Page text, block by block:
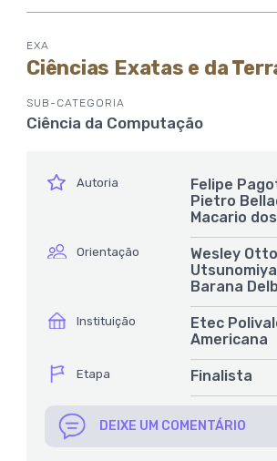
EXA
Ciências Exatas e da
SUB-CATEGORIA
Ciência da Computação
íconeAutoria
Felipe
Pietro
Macario
íconeOrientação
Wesley
Barana
íconeInstituição
Etec
Americana
íconeEtapa Finalista
DEIXE UM COMENTÁRIO